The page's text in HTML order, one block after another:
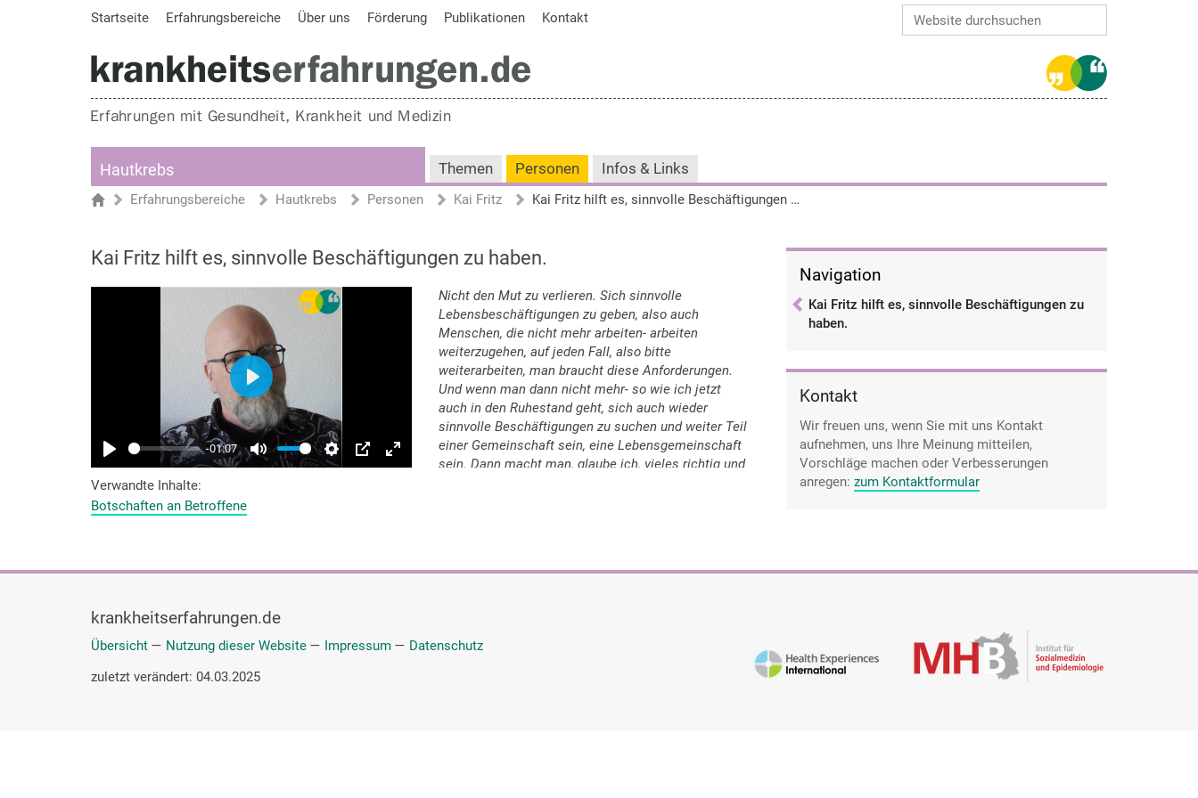
Erweiterte Suche…
Startseite Erfahrungsbereiche Über uns Förderung Publikationen Kontakt
Hautkrebs Themen Personen Infos & Links
Sie sind hier
StartseiteErfahrungsbereiche Hautkrebs Personen Kai Fritz Kai Fritz hilft es, sinnvolle Beschäftigungen zu haben.
Kai Fritz hilft es, sinnvolle Beschäftigungen zu haben.
Nicht den Mut zu verlieren. Sich sinnvolle
Lebensbeschäftigungen zu geben, also auch
Menschen, die nicht mehr arbeiten- arbeiten
weiterzugehen, auf jeden Fall, also bitte
weiterarbeiten, man braucht diese Anforderungen.
Und wenn man dann nicht mehr- so wie ich jetzt
auch in den Ruhestand geht, sich auch wieder
sinnvolle Beschäftigungen zu suchen und weiter Teil
einer Gemeinschaft sein, eine Lebensgemeinschaft
sein. Dann macht man, glaube ich, vieles richtig und
Insofern es werden viele Möglichkeiten angeboten,
stärker auf das Thema Meditation und Qigong. Also
Verwandte Inhalte
Botschaften an Betroffene
Navigation
Kai Fritz hilft es, sinnvolle Beschäftigungen zu
haben.
Kontakt
Wir freuen uns, wenn Sie mit uns Kontakt
aufnehmen, uns Ihre Meinung mitteilen,
Vorschläge machen oder Verbesserungen
anregen: zum Kontaktformular
krankheitserfahrungen.de
Übersicht — Nutzung dieser Website — Impressum — Datenschutz
zuletzt verändert: 04.03.2025